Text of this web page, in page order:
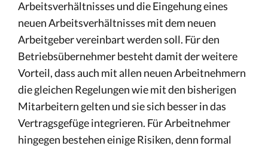
Arbeitsverhältnisses und die Eingehung eines
neuen Arbeitsverhältnisses mit dem neuen
Arbeitgeber vereinbart werden soll. Für den
Betriebsübernehmer besteht damit der weitere
Vorteil, dass auch mit allen neuen Arbeitnehmern
die gleichen Regelungen wie mit den bisherigen
Mitarbeitern gelten und sie sich besser in das
Vertragsgefüge integrieren. Für Arbeitnehmer
hingegen bestehen einige Risiken, denn formal